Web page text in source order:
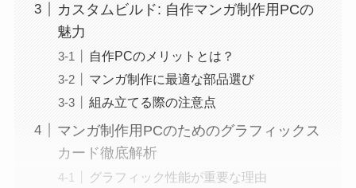
カスタムビルド: 自作マンガ制作用PCの
魅力
自作PCのメリットとは？
マンガ制作に最適な部品選び
組み立てる際の注意点
マンガ制作用PCのためのグラフィックス
カード徹底解析
グラフィック性能が重要な理由